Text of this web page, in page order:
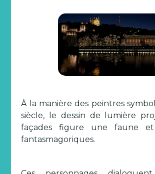
À la manière des peintres
siècle, le dessin de lumière
façades figure une faune
fantasmagoriques.